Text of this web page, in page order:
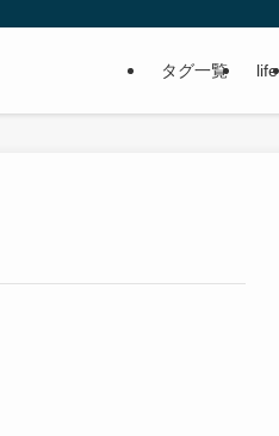
タグ一覧 life